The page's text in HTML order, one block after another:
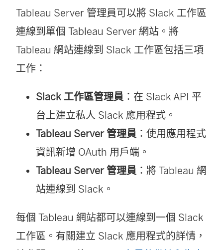
Tableau Server 管理員可以將 Slack 工作區
連線到單個 Tableau Server 網站。將
Tableau 網站連線到 Slack 工作區包括三項
工作：
Slack 工作區管理員 ：在 Slack API 平
台上建立私人 Slack 應用程式。
Tableau Server 管理員 ：使用應用程式
資訊新增 OAuth 用戶端。
Tableau Server 管理員 ：將 Tableau 網
站連線到 Slack。
每個 Tableau 網站都可以連線到一個 Slack
工作區。有關建立 Slack 應用程式的詳情，